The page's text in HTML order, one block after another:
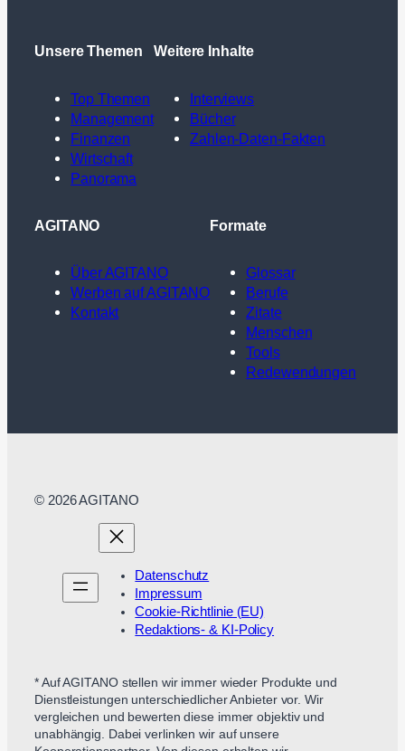
Unsere Themen
Top Themen
Management
Finanzen
Wirtschaft
Panorama
Weitere Inhalte
Interviews
Bücher
Zahlen-Daten-Fakten
AGITANO
Über AGITANO
Werben auf AGITANO
Kontakt
Formate
Glossar
Berufe
Zitate
Menschen
Tools
Redewendungen
© 2026 AGITANO
Datenschutz
Impressum
Cookie-Richtlinie (EU)
Redaktions- & KI-Policy
* Auf AGITANO stellen wir immer wieder Produkte und
Dienstleistungen unterschiedlicher Anbieter vor. Wir
vergleichen und bewerten diese immer objektiv und
unabhängig. Dabei verlinken wir auf unsere